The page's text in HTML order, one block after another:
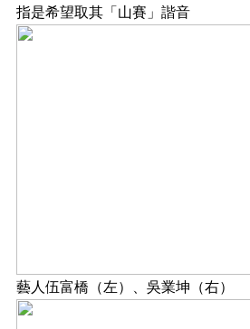
指是希望取其「山賽」諧音
藝人伍富橋（左）、吳業坤（右）